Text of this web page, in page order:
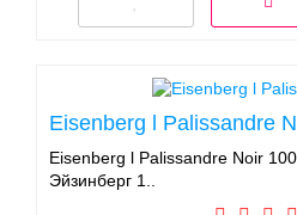
Eisenberg l Palissandre
Eisenberg l Palissandre Noir
Эйзинберг 1..